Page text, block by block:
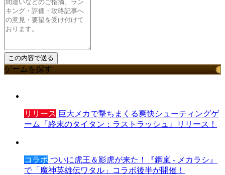
ゲームを探す
リリース 巨大メカで撃ちまくる爽快シューティングゲ
ーム『終末のタイタン：ラストラッシュ』リリース！
コラボ ついに虎王＆影虎が来た！『鋼嵐 - メカラシ』
で「魔神英雄伝ワタル」コラボ後半が開催！